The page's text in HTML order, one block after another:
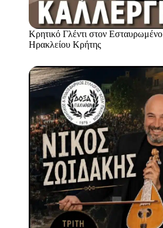
Κρητικό Γλέντι στον Εσταυρωμένο
Ηρακλείου Κρήτης